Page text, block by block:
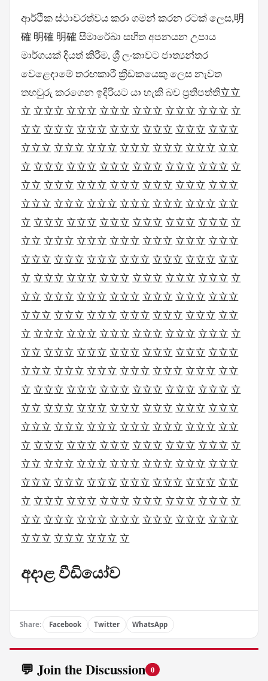
ආර්ථික ස්ථාවරත්වය කරා ගමන් කරන රටක් ලෙස,明
確 明確 明確 සීමාරේඛා සහිත අපනයන උපාය
මාර්ගයක් දියත් කිරීම, ශ්‍රී ලංකාවට ජාත්‍යන්තර
වෙළෙඳාමේ තරඟකාරී ක්‍රීඩකයෙකු ලෙස නැවත
තහවුරු කරගෙන ඉදිරියට යා හැකි බව ප්‍රතිපත්ති立立
立 立立立 立立立 立立立 立立立 立立立 立立立 立
立立 立立立 立立立 立立立 立立立 立立立 立立立
立立立 立立立 立立立 立立立 立立立 立立立 立立
立 立立立 立立立 立立立 立立立 立立立 立立立 立
立立 立立立 立立立 立立立 立立立 立立立 立立立
立立立 立立立 立立立 立立立 立立立 立立立 立立
立 立立立 立立立 立立立 立立立 立立立 立立立 立
立立 立立立 立立立 立立立 立立立 立立立 立立立
立立立 立立立 立立立 立立立 立立立 立立立 立立
立 立立立 立立立 立立立 立立立 立立立 立立立 立
立立 立立立 立立立 立立立 立立立 立立立 立立立
立立立 立立立 立立立 立立立 立立立 立立立 立立
立 立立立 立立立 立立立 立立立 立立立 立立立 立
立立 立立立 立立立 立立立 立立立 立立立 立立立
立立立 立立立 立立立 立立立 立立立 立立立 立立
立 立立立 立立立 立立立 立立立 立立立 立立立 立
立立 立立立 立立立 立立立 立立立 立立立 立立立
立立立 立立立 立立立 立立立 立立立 立立立 立立
立 立立立 立立立 立立立 立立立 立立立 立立立 立
立立 立立立 立立立 立立立 立立立 立立立 立立立
立立立 立立立 立立立 立立立 立立立 立立立 立立
立 立立立 立立立 立立立 立立立 立立立 立立立 立
立立 立立立 立立立 立立立 立立立 立立立 立立立
立立立 立立立 立立立 立
අදාළ වීඩියෝව
Share: Facebook Twitter WhatsApp
💬 Join the Discussion 0